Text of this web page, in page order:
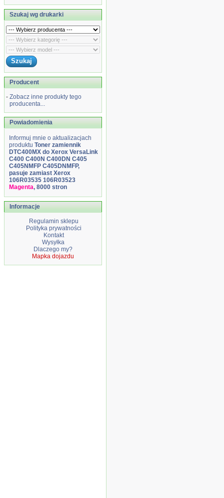
Szukaj wg drukarki
Producent
- Zobacz inne produkty tego
producenta...
Powiadomienia
Informuj mnie o aktualizacjach
produktu Toner zamiennik
DTC400MX do Xerox VersaLink
C400 C400N C400DN C405
C405NMFP C405DNMFP,
pasuje zamiast Xerox
106R03535 106R03523
Magenta, 8000 stron
Informacje
Regulamin sklepu
Polityka prywatności
Kontakt
Wysyłka
Dlaczego my?
Mapka dojazdu